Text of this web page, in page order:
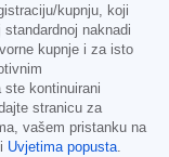
kupnju, koji
naknadi
kupnje i za isto
ste kontinuirani
stranicu za
vašem pristanku na
i Uvjetima popusta